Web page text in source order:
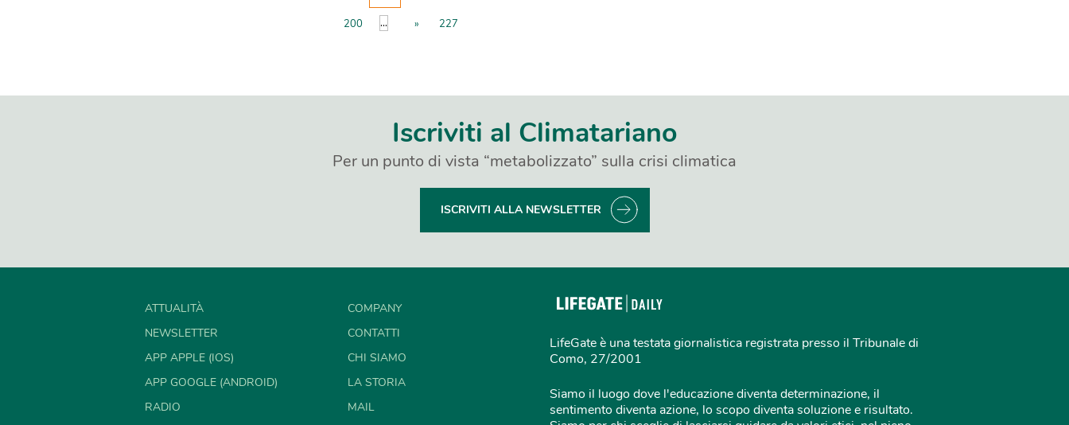
200 ... » 227
Iscriviti al Climatariano
Per un punto di vista “metabolizzato” sulla crisi climatica
ISCRIVITI ALLA NEWSLETTER
ATTUALITÀ
NEWSLETTER
APP APPLE (IOS)
APP GOOGLE (ANDROID)
RADIO
COMPANY
CONTATTI
CHI SIAMO
LA STORIA
MAIL
LifeGate è una testata giornalistica registrata presso il Tribunale di
Como, 27/2001
Siamo il luogo dove l'educazione diventa determinazione, il
sentimento diventa azione, lo scopo diventa soluzione e risultato.